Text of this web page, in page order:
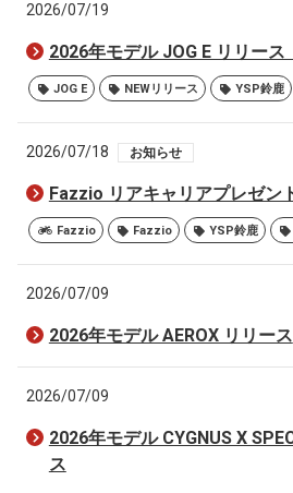
2026/07/19
2026年モデル JOG E リリース
JOG E NEWリリース YSP鈴鹿
2026/07/18 お知らせ
Fazzio リアキャリアプレゼン
Fazzio Fazzio YSP鈴鹿
2026/07/09
2026年モデル AEROX リリース
2026/07/09
2026年モデル CYGNUS X
ス